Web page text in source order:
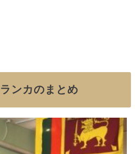
ンカのまとめ